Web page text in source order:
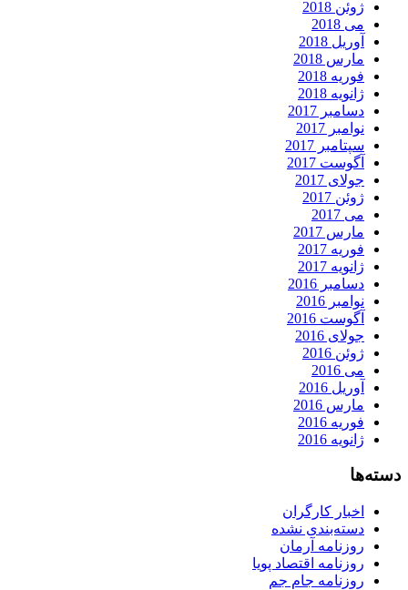
ژوئن 2018
می 2018
آوریل 2018
مارس 2018
فوریه 2018
ژانویه 2018
دسامبر 2017
نوامبر 2017
سپتامبر 2017
آگوست 2017
جولای 2017
ژوئن 2017
می 2017
مارس 2017
فوریه 2017
ژانویه 2017
دسامبر 2016
نوامبر 2016
آگوست 2016
جولای 2016
ژوئن 2016
می 2016
آوریل 2016
مارس 2016
فوریه 2016
ژانویه 2016
دسته‌ها
اخبار کارگران
دسته‌بندی نشده
روزنامه آرمان
روزنامه اقتصاد پویا
روزنامه جام جم